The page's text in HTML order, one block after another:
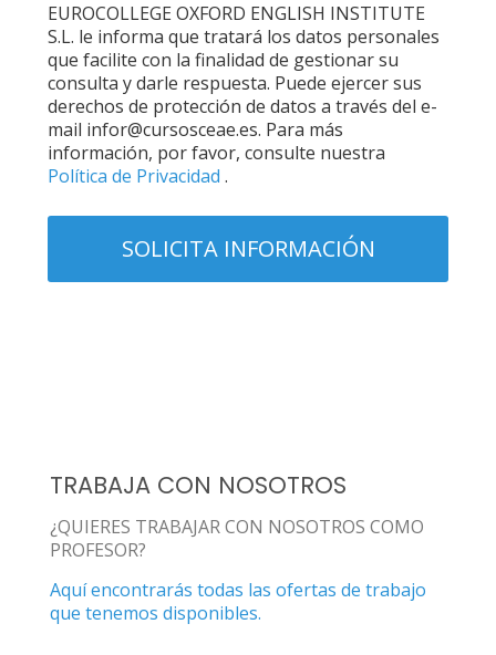
EUROCOLLEGE OXFORD ENGLISH INSTITUTE
S.L. le informa que tratará los datos personales
que facilite con la finalidad de gestionar su
consulta y darle respuesta. Puede ejercer sus
derechos de protección de datos a través del e-
mail infor@cursosceae.es. Para más
información, por favor, consulte nuestra
Política de Privacidad .
TRABAJA CON NOSOTROS
¿QUIERES TRABAJAR CON NOSOTROS COMO
PROFESOR?
Aquí encontrarás todas las ofertas de trabajo
que tenemos disponibles.